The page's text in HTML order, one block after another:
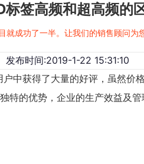
标签​高频和超高频的
就成功了一半。让我们的销售顾问为
发布时间:2019-1-22 15:31:10
获得了大量的好评，虽然价
特的优势，企业的生产效益及